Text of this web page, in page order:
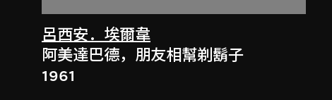
呂西安．埃爾韋
阿美達巴德，朋友相幫剃鬍子
1961